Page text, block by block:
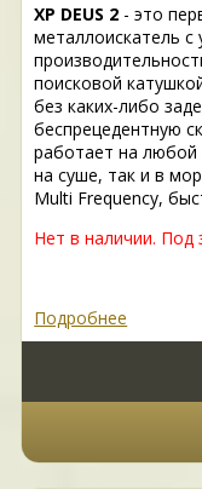
XP DEUS 2 - это
металлоискатель с
поисковой
без каких-либо
беспрецедентную
работает на любой
на суше, так и в
Multi Frequency,
Нет в наличии. Под
Подробнее